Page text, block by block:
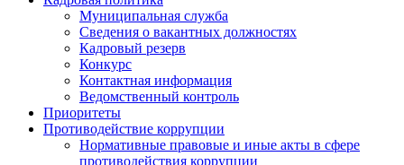
Муниципальная служба
Сведения о вакантных должностях
Кадровый резерв
Конкурс
Контактная информация
Ведомственный контроль
Приоритеты
Противодействие коррупции
Нормативные правовые и иные акты в сфере
противодействия коррупции